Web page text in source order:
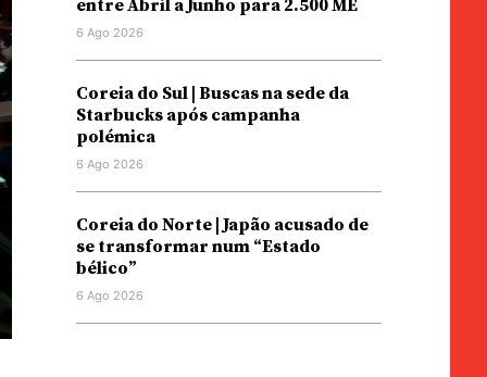
entre Abril a Junho para 2.500 ME
6 Ago 2026
Coreia do Sul | Buscas na sede da
Starbucks após campanha
polémica
6 Ago 2026
Coreia do Norte | Japão acusado de
se transformar num “Estado
bélico”
6 Ago 2026